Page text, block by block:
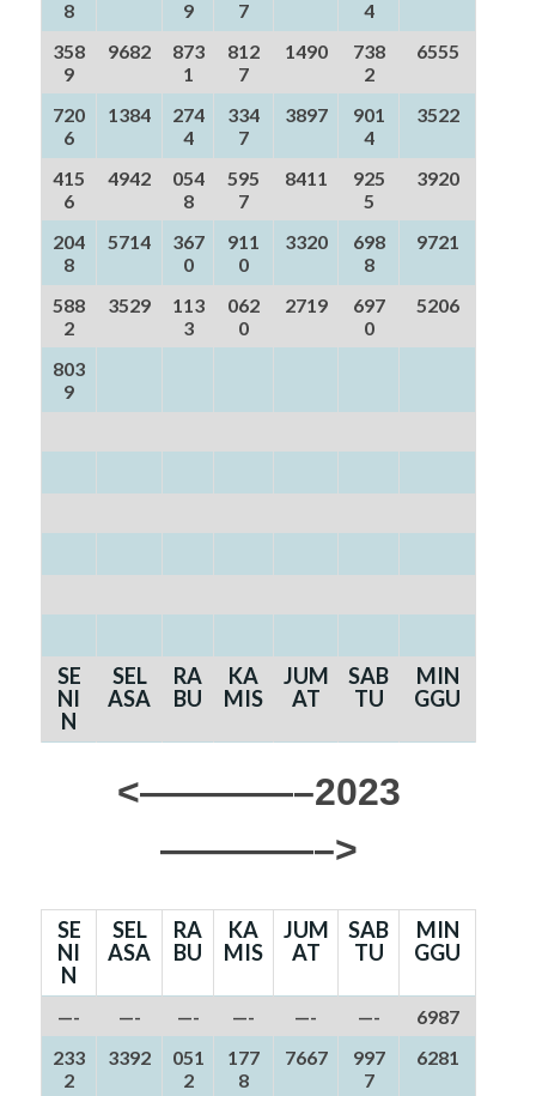
8
9
7
4
358
9
9682
873
1
812
7
1490
738
2
6555
720
6
1384
274
4
334
7
3897
901
4
3522
415
6
4942
054
8
595
7
8411
925
5
3920
204
8
5714
367
0
911
0
3320
698
8
9721
588
2
3529
113
3
062
0
2719
697
0
5206
803
9
SE
NI
N
SEL
ASA
RA
BU
KA
MIS
JUM
AT
SAB
TU
MIN
GGU
<————–2023
————–>
SE
NI
N
SEL
ASA
RA
BU
KA
MIS
JUM
AT
SAB
TU
MIN
GGU
—- —- —- —- —- —-
6987
233
2
3392
051
2
177
8
7667
997
7
6281